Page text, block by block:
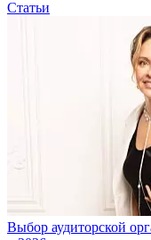
Статьи
Выбор аудиторской